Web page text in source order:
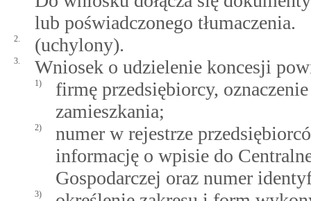
lub poświadczonego tłumaczenia.
2. (uchylony).
3. Wniosek o udzielenie koncesji
1)
firmę przedsiębiorcy,
zamieszkania;
2)
numer w rejestrze
informację o wpisie do
Gospodarczej oraz numer
3)